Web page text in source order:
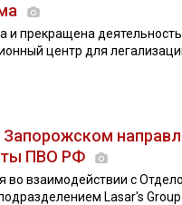
и прекращена
центр для
Запорожском
ПВО РФ
во взаимодействии с
Lasar's